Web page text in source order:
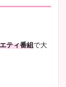
ティ番組で大